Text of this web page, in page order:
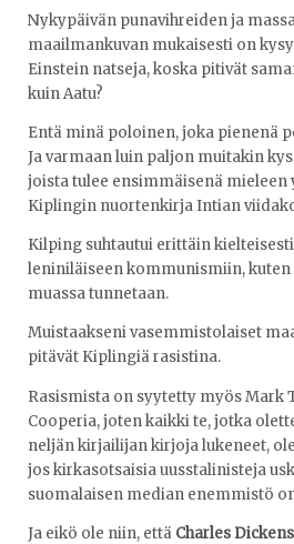
Nykypäivän punavihreiden ja
maailmankuvan mukaisesti on
Einstein natseja, koska pitivät
kuin Aatu?
Entä minä poloinen, joka pienenä
Ja varmaan luin paljon muitakin
joista tulee ensimmäisenä
Kiplingin nuortenkirja Intian
Kilping suhtautui erittäin
leniniläiseen kommunismiin, kuten
muassa tunnetaan.
Muistaakseni vasemmistolaiset
pitävät Kiplingiä rasistina.
Rasismista on syytetty myös Mark
Cooperia, joten kaikki te, jotka
neljän kirjailijan kirjoja lukeneet,
jos kirkasotsaisia uusstalinisteja
suomalaisen median enemmistö
Ja eikö ole niin, että Charles Dickens